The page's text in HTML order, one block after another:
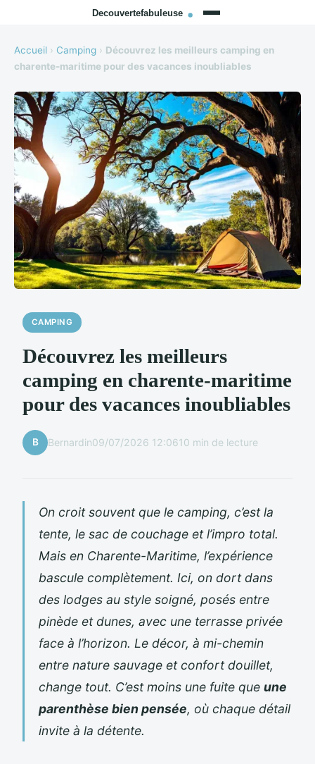
Accueil › Camping › Découvrez les meilleurs camping en
charente-maritime pour des vacances inoubliables
CAMPING
Découvrez les meilleurs
camping en charente-maritime
pour des vacances inoubliables
B Bernardin09/07/2026 12:0610 min de lecture
On croit souvent que le camping, c’est la
tente, le sac de couchage et l’impro total.
Mais en Charente-Maritime, l’expérience
bascule complètement. Ici, on dort dans
des lodges au style soigné, posés entre
pinède et dunes, avec une terrasse privée
face à l’horizon. Le décor, à mi-chemin
entre nature sauvage et confort douillet,
change tout. C’est moins une fuite que une
parenthèse bien pensée, où chaque détail
invite à la détente.